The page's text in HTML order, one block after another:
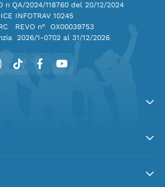
n QA/2024/118760 del 20/12/2024
INFOTRAV 10245
REVO n° OX00039753
2026/1-0702 al 31/12/2026